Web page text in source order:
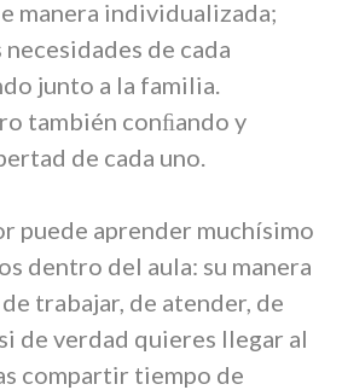
manera individualizada;
de cada
junto a la familia.
también conﬁando y
de cada uno.
puede aprender muchísimo
dentro del aula: su manera
trabajar, de atender, de
de verdad quieres llegar al
compartir tiempo de